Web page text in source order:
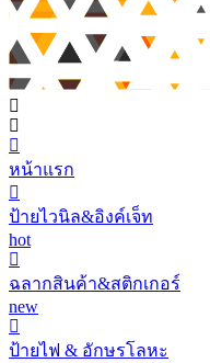
หน้าแรก
ป้ายไวนิล&อิงค์เจ็ท
hot
ฉลากสินค้า&สติกเกอร์
new
ป้ายไฟ & อักษรโลหะ